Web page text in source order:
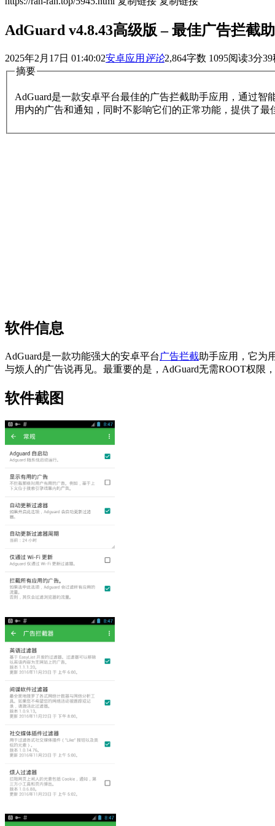
AdGuard v4.8.43高级版 – 最佳广告拦截
2025年2月17日 01:40:02安卓应用 评论2,864字数 1095阅读3分39
摘要
AdGuard是一款安卓平台最佳的广告拦截助手应用，通过
用内的广告和通知，同时不影响它们的正常功能，提供了
软件信息
AdGuard是一款功能强大的安卓平台 广告拦截助手应用，它为
与烦人的广告说再见。最重要的是，AdGuard无需ROOT权限
软件截图